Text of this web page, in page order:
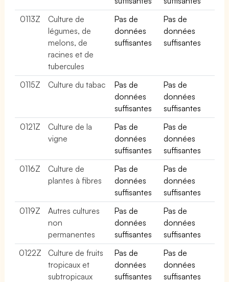
0113Z
Culture de
légumes, de
melons, de
racines et de
tubercules
Pas de
données
suffisantes
Pas de
données
suffisantes
0115Z Culture du tabac
Pas de
données
suffisantes
Pas de
données
suffisantes
0121Z
Culture de la
vigne
Pas de
données
suffisantes
Pas de
données
suffisantes
0116Z
Culture de
plantes à fibres
Pas de
données
suffisantes
Pas de
données
suffisantes
0119Z
Autres cultures
non
permanentes
Pas de
données
suffisantes
Pas de
données
suffisantes
0122Z
Culture de fruits
tropicaux et
subtropicaux
Pas de
données
suffisantes
Pas de
données
suffisantes